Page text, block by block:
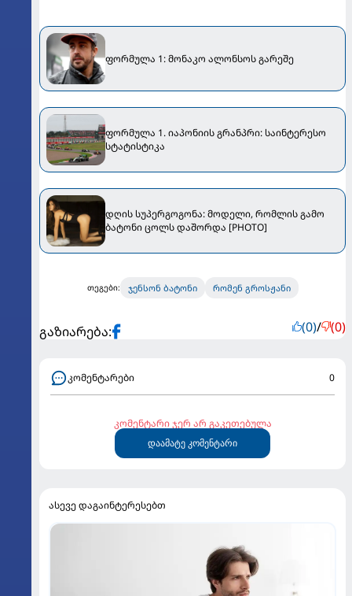
ფორმულა 1: მონაკო ალონსოს გარეშე
ფორმულა 1. იაპონიის გრანპრი: საინტერესო
სტატისტიკა
დღის სუპერგოგონა: მოდელი, რომლის გამო
ბატონი ცოლს დაშორდა [PHOTO]
თეგები: ჯენსონ ბატონი რომენ გროსჟანი
გაზიარება: (0)/ (0)
კომენტარები 0
კომენტარი ჯერ არ გაკეთებულა
დაამატე კომენტარი
ასევე დაგაინტერესებთ